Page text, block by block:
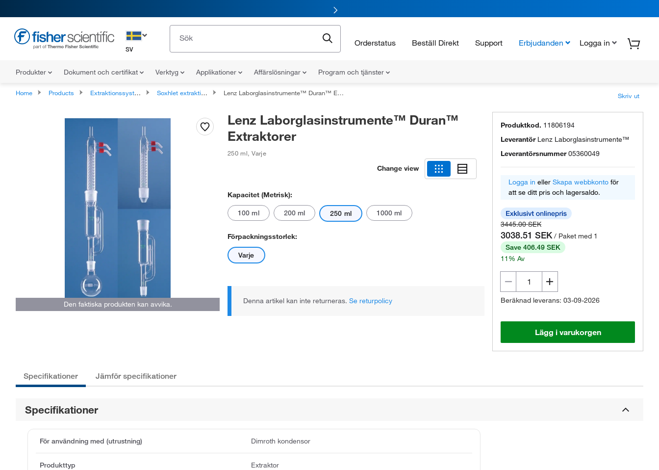
SV
Orderstatus Beställ Direkt Support Erbjudanden Logga in
Produkter Dokument och certifikat Verktyg Applikationer Affärslösningar Program och tjänster
Home Products Extraktionssystem Soxhlet extraktionsenheter Lenz Laborglasinstrumente™ Duran™ Extraktorer Skriv ut
Den faktiska produkten kan avvika.
Lenz Laborglasinstrumente™ Duran™
Extraktorer
250 ml,Varje
Change view
Kapacitet (metrisk):
100 ml 200 ml 250 ml 1000 ml
Förpackningsstorlek:
Varje
Denna artikel kan inte returneras. Se returpolicy
Produktkod. 11806194
Leverantör Lenz Laborglasinstrumente™
Leverantörsnummer 05360049
Logga in eller Skapa webbkonto för
att se ditt pris och lagersaldo.
3445.00 SEK
3038.51 SEK / Paket med 1
Save 406.49 SEK
11% Av
Beräknad leverans: 03-09-2026
Lägg i varukorgen
Specifikationer Jämför specifikationer
Specifikationer
För användning med (utrustning) Dimroth kondensor
Produkttyp Extraktor